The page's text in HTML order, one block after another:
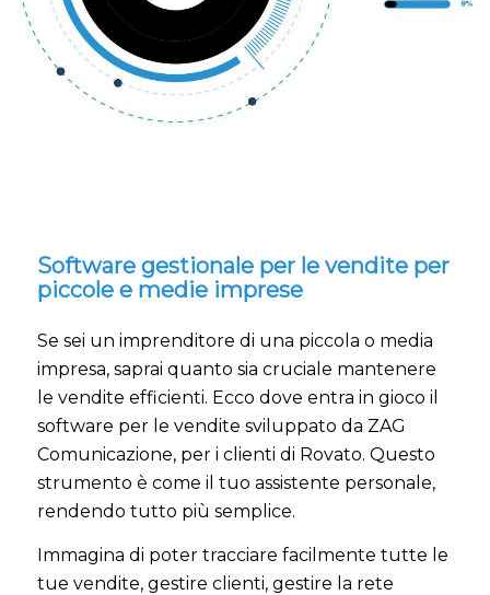
Software gestionale per le vendite per
piccole e medie imprese
Se sei un imprenditore di una piccola o media
impresa, saprai quanto sia cruciale mantenere
le vendite efficienti. Ecco dove entra in gioco il
software per le vendite sviluppato da ZAG
Comunicazione, per i clienti di Rovato. Questo
strumento è come il tuo assistente personale,
rendendo tutto più semplice.
Immagina di poter tracciare facilmente tutte le
tue vendite, gestire clienti, gestire la rete